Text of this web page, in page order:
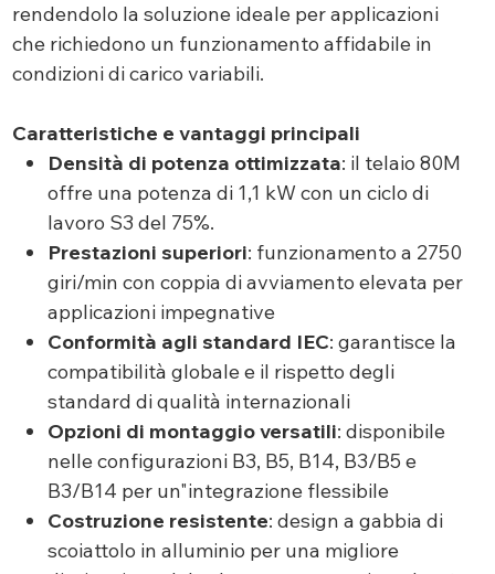
rendendolo la soluzione ideale per applicazioni
che richiedono un funzionamento affidabile in
condizioni di carico variabili.
Caratteristiche e vantaggi principali
Densità di potenza ottimizzata: il telaio 80M
offre una potenza di 1,1 kW con un ciclo di
lavoro S3 del 75%.
Prestazioni superiori: funzionamento a 2750
giri/min con coppia di avviamento elevata per
applicazioni impegnative
Conformità agli standard IEC: garantisce la
compatibilità globale e il rispetto degli
standard di qualità internazionali
Opzioni di montaggio versatili: disponibile
nelle configurazioni B3, B5, B14, B3/B5 e
B3/B14 per un"integrazione flessibile
Costruzione resistente: design a gabbia di
scoiattolo in alluminio per una migliore